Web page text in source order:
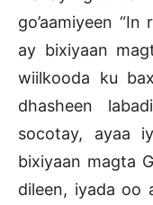
go’aamiyeen
ay bixiyaan
wiilkooda ku
dhasheen
socotay, ayaa
bixiyaan magta
dileen, iyada oo